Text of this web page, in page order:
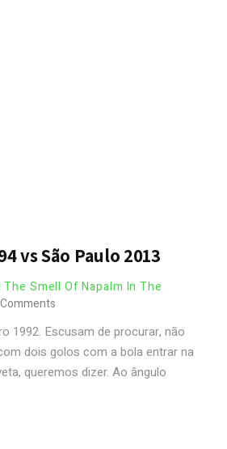
vs São Paulo 2013
The Smell Of Napalm In The
1992. Escusam de procurar, não
dois golos com a bola entrar na
queremos dizer. Ao ângulo